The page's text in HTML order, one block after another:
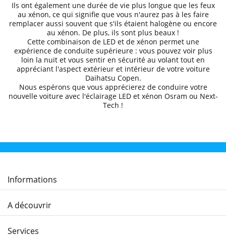
Ils ont également une durée de vie plus longue que les feux
au xénon, ce qui signifie que vous n'aurez pas à les faire
remplacer aussi souvent que s'ils étaient halogène ou encore
au xénon. De plus, ils sont plus beaux !
Cette combinaison de LED et de xénon permet une
expérience de conduite supérieure: vous pouvez voir plus
loin la nuit et vous sentir en sécurité au volant tout en
appréciant l'aspect extérieur et intérieur de votre voiture
Daihatsu Copen.
Nous espérons que vous apprécierez de conduirevotre
nouvelle voiture avec l'éclairage LED et xénon Osram ou Next-
Tech !
Informations
A découvrir
Services